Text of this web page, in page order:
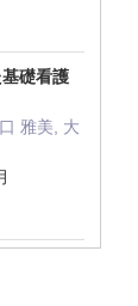
礎看護
雅美, 大